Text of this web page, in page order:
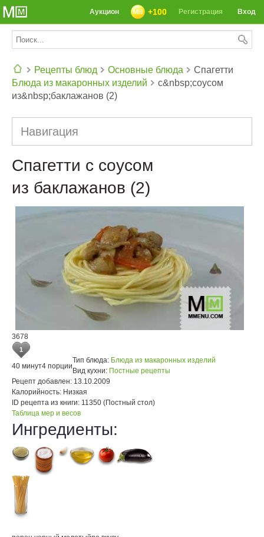
СЕГОДНЯ: 39142 РЕЦЕПТА
Вход
Регистрация
+100
Аукцион
Рецепты блюд
Основные блюда
Блюда из макаронных изделий
Спагетти
с&nbsp;соусом
из&nbsp;баклажанов (2)
Навигация
Спагетти с соусом
из баклажанов (2)
3678
1
40 минут4 порции
Тип блюда: Блюда из макаронных изделий
Вид кухни: Постные рецепты
Рецепт добавлен: 13.10.2009
Калорийность: Низкая
ID рецепта из книги: 11350 (Постный стол)
Таблица мер и весов
Ингредиенты: